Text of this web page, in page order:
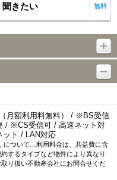
聞きたい 無料
月額利用料無料） / ※BS受信
/ ※CS受信可 / 高速ネット対
ット / LAN対応
について…利用料金は、共益費に含
するタイプなど物件により異なり
り扱い不動産会社にお問合せくだ